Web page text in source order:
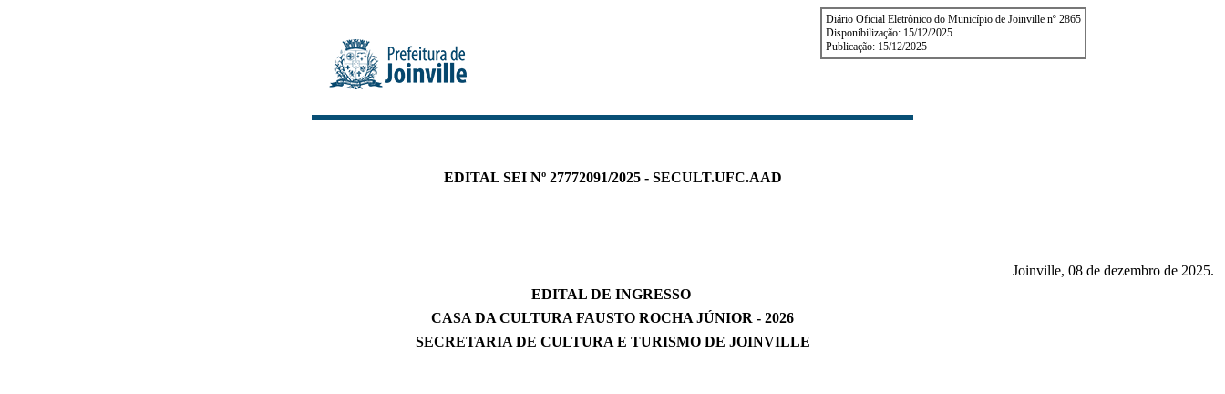
Diário Oficial Eletrônico do Município de Joinville nº 2865
Disponibilização: 15/12/2025
Publicação: 15/12/2025
EDITAL SEI Nº 27772091/2025 - SECULT.UFC.AAD
Joinville, 08 de dezembro de 2025.
EDITAL DE INGRESSO
CASA DA CULTURA FAUSTO ROCHA JÚNIOR - 2026
SECRETARIA DE CULTURA E TURISMO DE JOINVILLE